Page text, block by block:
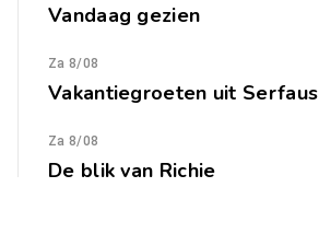
Vandaag gezien
Za 8/08
Vakantiegroeten uit Serfaus
Za 8/08
De blik van Richie